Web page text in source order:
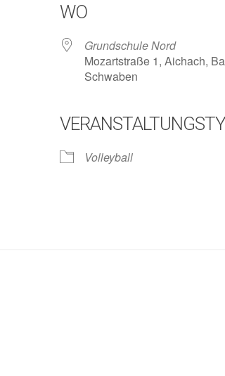
Google Kalender
WO
Grundschule Nord
Mozartstraße 1, Aichach,
Schwaben
Volleyball